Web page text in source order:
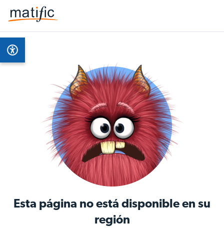
Esta página no está disponible en su
región